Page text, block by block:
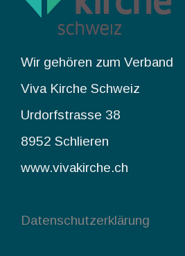
Wir gehören zum Verband
Viva Kirche Schweiz
Urdorfstrasse 38
8952 Schlieren
www.vivakirche.ch
Datenschutzerklärung